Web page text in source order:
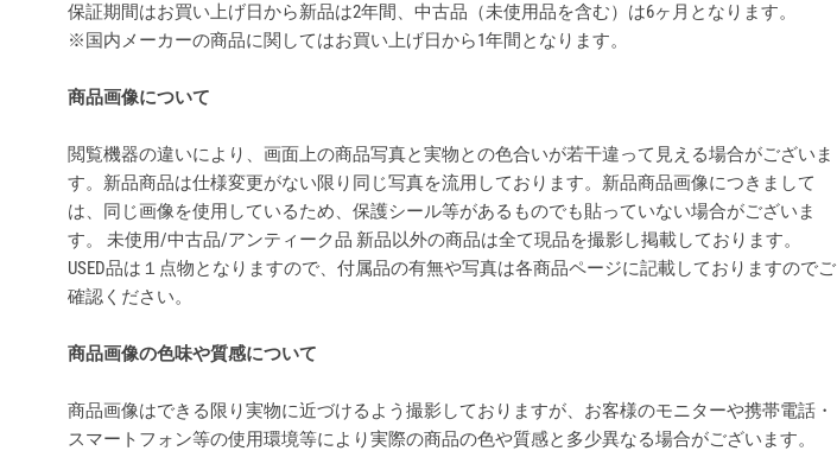
保証期間はお買い上げ日から新品は2年間、中古品（未使用品を含む）は6ヶ月となります。
※国内メーカーの商品に関してはお買い上げ日から1年間となります。
商品画像について
閲覧機器の違いにより、画面上の商品写真と実物との色合いが若干違って見える場合がございま
す。新品商品は仕様変更がない限り同じ写真を流用しております。新品商品画像につきまして
は、同じ画像を使用しているため、保護シール等があるものでも貼っていない場合がございま
す。 未使用/中古品/アンティーク品 新品以外の商品は全て現品を撮影し掲載しております。
USED品は１点物となりますので、付属品の有無や写真は各商品ページに記載しておりますのでご
確認ください。
商品画像の色味や質感について
商品画像はできる限り実物に近づけるよう撮影しておりますが、お客様のモニターや携帯電話・
スマートフォン等の使用環境等により実際の商品の色や質感と多少異なる場合がございます。